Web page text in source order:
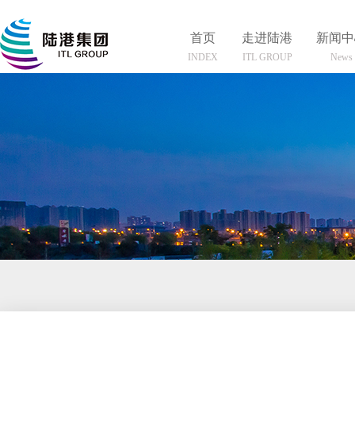
首页
INDEX
走进陆港
ITL GROUP
新闻
News